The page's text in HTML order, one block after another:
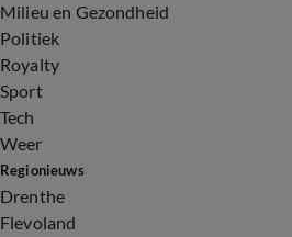
Milieu en Gezondheid
Politiek
Royalty
Sport
Tech
Weer
Regionieuws
Drenthe
Flevoland